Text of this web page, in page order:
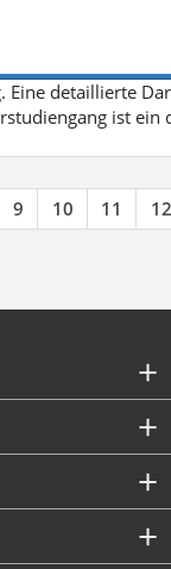
Eine detaillierte
ist
9 10 11 12